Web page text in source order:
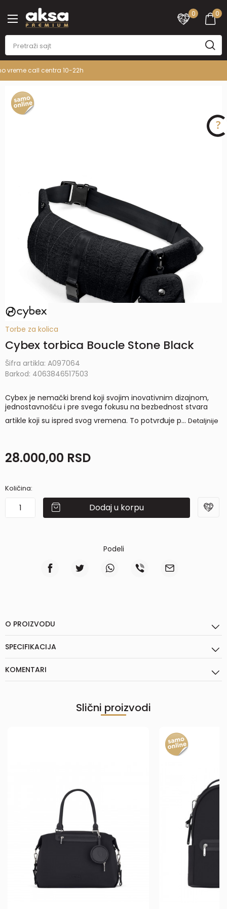
0
0
Torbe za kolica
Cybex torbica Boucle Stone Black
Šifra artikla: A097064
Barkod: 4063846517503
Cybex je nemački brend koji svojim inovativnim dizajnom,
jednostavnošću i pre svega fokusu na bezbednost stvara
artikle koji su ispred svog vremena. To potvrđuje p... Detaljnije
28.000,00 RSD
Količina:
Dodaj u korpu
Podeli
O PROIZVODU
SPECIFIKACIJA
KOMENTARI
Slični proizvodi